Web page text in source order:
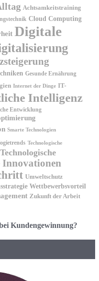
Achtsamkeitstraining
Cloud Computing
Digitale
Gesunde Ernährung
Internet der Dinge IT-
Intelligenz
Entwicklung
Smarte Technologien
Technologische
Technologische
Innovationen
Umweltschutz
Wettbewerbsvorteil
Zukunft der Arbeit
Kundengewinnung?